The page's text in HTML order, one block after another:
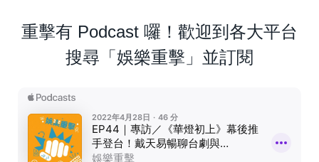
重擊有 Podcast 囉！歡迎到各大平台
搜尋「娛樂重擊」並訂閱